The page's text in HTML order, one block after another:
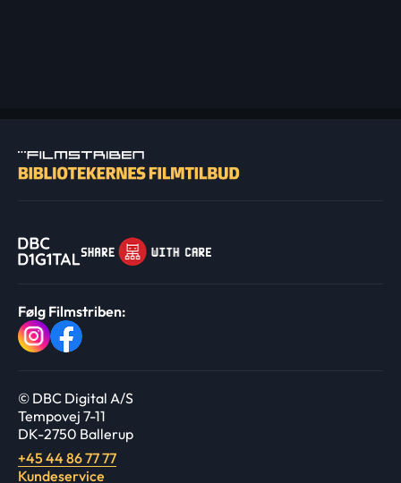
Følg Filmstriben:
© DBC Digital A/S
Tempovej 7-11
DK-2750 Ballerup
+45 44 86 77 77
Kundeservice